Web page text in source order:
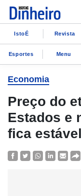
IstoÉ Revista
Esportes Menu
Economia
Preço do
Estados e
fica